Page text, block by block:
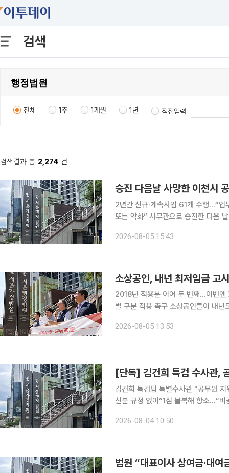
검색
전체 1주 1개월 1년 직접입력
검색결과 총 2,274 건
승진 다음날 사망한 이천시
2년간 신규·계속사업 61개 수행…“업
또는 악화” 사무관으로 승진한 다음 날 급성 심근경색으로 사망한 공무원에 대해 법원이 장기간 과
사)는 최근 경기도 이천시의 토목직
2026-08-05 15:43
소상공인, 내년 최저임금 고
2018년 적용분 이어 두 번째…이번
별 구분 적용 촉구 소상공인들이 내년도 최저임금 고시를 취소해달라며 다시 법정 대응에 나섰다.
헌 소지가 있다는 주장이다. 소상공
2026-08-05 13:53
김건희 특검팀 특별수사관 “공무원
신분 규정 없어”1심 불복해 항소…“비공무원 지위 문제
소송에서 패소했다. 법원은 특검법이
2026-08-04 10:50
법원 “대표이사 상여금·대